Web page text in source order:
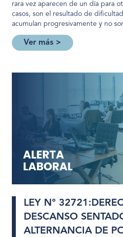
rara vez aparecen de un día para
casos, son el resultado de
acumulan progresivamente y no
Ver más >
LEY N°
DESCANSO
ALTERNANCIA DE